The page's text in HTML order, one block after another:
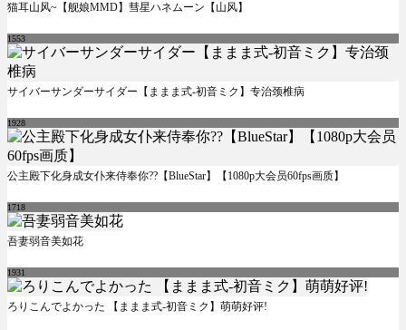
猫耳山风~【舰娘MMD】彗星ハネムーン【山风】
1553
サイバーサンダーサイダー【ままま式-初音ミク】专治颈椎病
1928
公主殿下化身成女仆来侍奉你??【BlueStar】【1080p大会员60fps画质】
1718
吾妻弱音美如花
1931
ろりこんでよかった 【ままま式-初音ミク】萌萌好评!